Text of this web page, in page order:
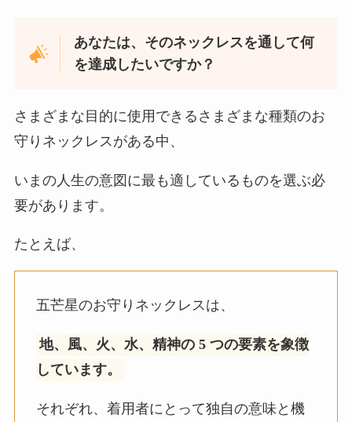
あなたは、そのネックレスを通して何
を達成したいですか？
さまざまな目的に使用できるさまざまな種類のお
守りネックレスがある中、
いまの人生の意図に最も適しているものを選ぶ必
要があります。
たとえば、
五芒星のお守りネックレスは、
地、風、火、水、精神の 5 つの要素を象徴
しています。
それぞれ、着用者にとって独自の意味と機